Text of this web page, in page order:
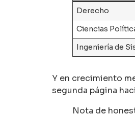
Derecho
Ciencias
Ingeniería de
Y en crecimiento
segunda página
Nota de